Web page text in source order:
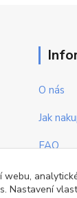
O nás
Jak
FAQ
webu,
Nastavení